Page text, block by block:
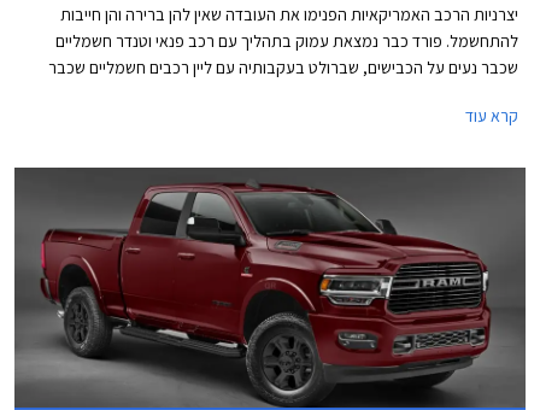
יצרניות הרכב האמריקאיות הפנימו את העובדה שאין להן ברירה והן חייבות
להתחשמל. פורד כבר נמצאת עמוק בתהליך עם רכב פנאי וטנדר חשמליים
שכבר נעים על הכבישים, שברולט בעקבותיה עם ליין רכבים חשמליים שכבר
פיאט קרייזלר.
קרא עוד